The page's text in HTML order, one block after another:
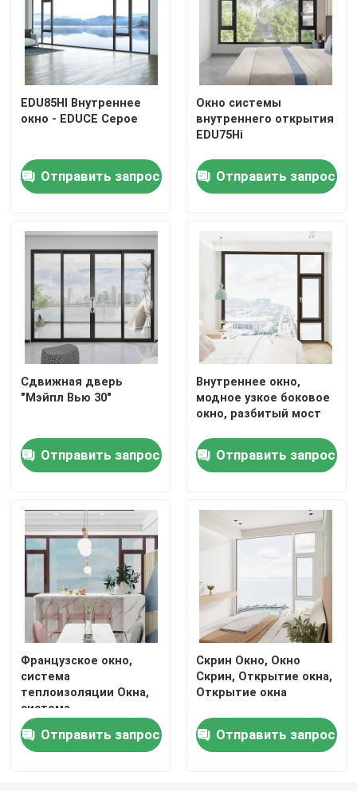
EDU85HI Внутреннее
окно - EDUCE Серое
Отправить запрос
Окно системы
внутреннего открытия
EDU75Hi
Отправить запрос
Сдвижная дверь
"Мэйпл Вью 30"
Отправить запрос
Внутреннее окно,
модное узкое боковое
окно, разбитый мост
Отправить запрос
Французское окно,
система
теплоизоляции Окна,
система
звукоизоляции
Отправить запрос
Скрин Окно, Окно
Скрин, Открытие окна,
Открытие окна
Отправить запрос